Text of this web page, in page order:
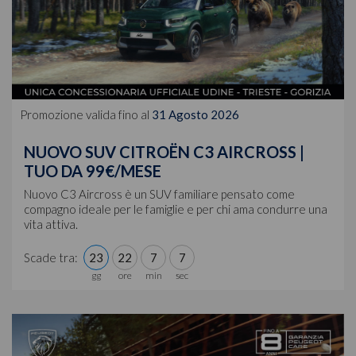
Promozione valida fino al 31 Agosto 2026
NUOVO SUV CITROËN C3 AIRCROSS |
TUO DA 99€/MESE
Nuovo C3 Aircross è un SUV familiare pensato come
compagno ideale per le famiglie e per chi ama condurre una
vita attiva.
Scade tra: 23 22 7 4